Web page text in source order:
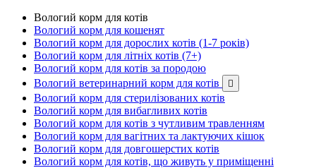
Вологий корм для котів
Вологий корм для кошенят
Вологий корм для дорослих котів (1-7 років)
Вологий корм для літніх котів (7+)
Вологий корм для котів за породою
Вологий ветеринарний корм для котів

Вологий корм для стерилізованих котів
Вологий корм для вибагливих котів
Вологий корм для котів з чутливим травленням
Вологий корм для вагітних та лактуючих кішок
Вологий корм для довгошерстих котів
Вологий корм для котів, що живуть у приміщенні